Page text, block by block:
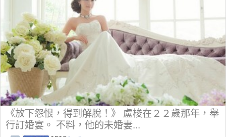
《放下怨恨，得到解脫！》 盧梭在２２歲那年，舉
行訂婚宴。 不料，他的未婚妻...